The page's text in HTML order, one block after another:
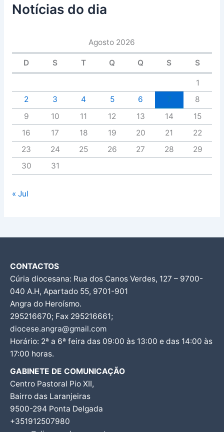
Notícias do dia
Agosto 2026
D S T Q Q S S
1
2
3 4 5 6
8
9
10 11 12 13 14
15
16
17 18 19 20 21
22
23
24 25 26 27 28
29
30
31
« Jul
CONTACTOS
Cúria diocesana: Rua dos Canos Verdes, 127 – 9700-
040 A.H, Apartado 55, 9701-901
Angra do Heroísmo.
295216670; Fax 295216661;
diocese.angra@gmail.com
Horário: 2ª a 6ª feira das 09:00 às 13:00 e das 14:00 às
17:00 horas.
GABINETE DE COMUNICAÇÃO
Centro Pastoral Pio XII,
Bairro das Laranjeiras
9500-294 Ponta Delgada
+351912507980